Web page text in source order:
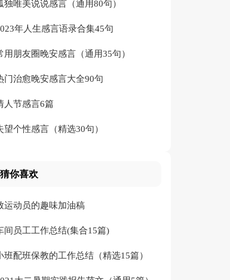
独唯美说说感言（通用80句）
年人生感言语录合集45句
用朋友圈晚安感言（通用35句）
门治愈晚安感言大全90句
人节感言6篇
望个性感言（精选30句）
猜你喜欢
运动员的趣味加油稿
间员工工作总结(集合15篇)
班配班保教的工作总结（精选15篇）